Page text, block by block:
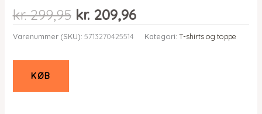
kr.299,95 Den
oprindelige
pris
kr.209,96Den
aktuelle
pris
Varenummer (SKU): 5713270425514 Kategori: T-shirts og toppe
KØB